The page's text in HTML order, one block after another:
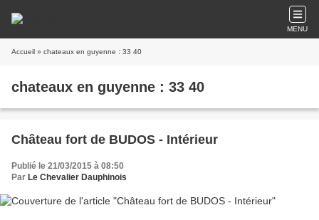
MENU
Accueil » chateaux en guyenne : 33 40
chateaux en guyenne : 33 40
Château fort de BUDOS - Intérieur
Publié le 21/03/2015 à 08:50
Par Le Chevalier Dauphinois